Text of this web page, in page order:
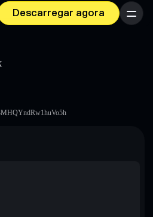
Descarregar agora Menu